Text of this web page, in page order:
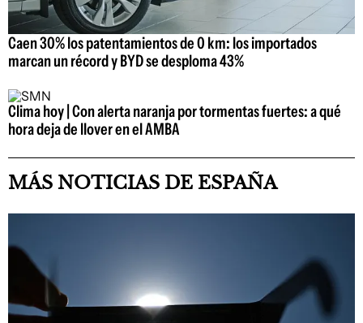
Caen 30% los patentamientos de 0 km: los importados
marcan un récord y BYD se desploma 43%
Clima hoy | Con alerta naranja por tormentas fuertes: a qué
hora deja de llover en el AMBA
MÁS NOTICIAS DE ESPAÑA